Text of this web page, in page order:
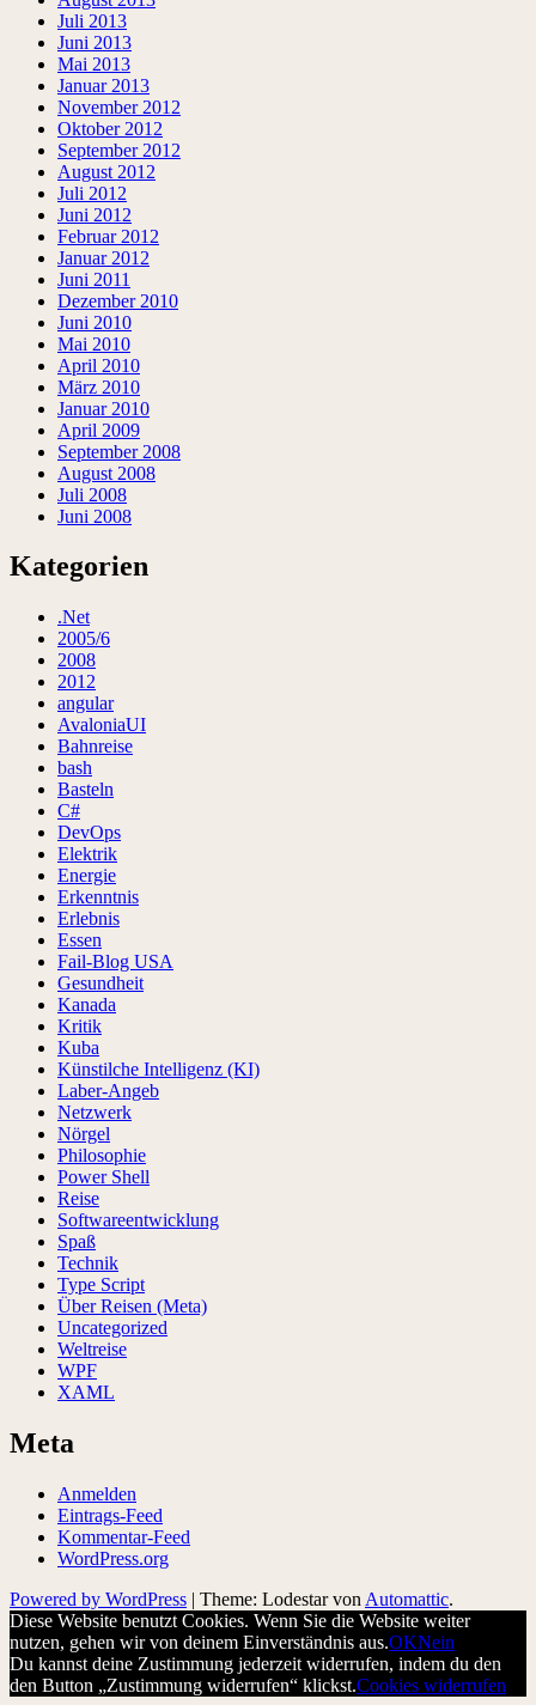
Juli 2013
Juni 2013
Mai 2013
Januar 2013
November 2012
Oktober 2012
September 2012
August 2012
Juli 2012
Juni 2012
Februar 2012
Januar 2012
Juni 2011
Dezember 2010
Juni 2010
Mai 2010
April 2010
März 2010
Januar 2010
April 2009
September 2008
August 2008
Juli 2008
Juni 2008
Kategorien
.Net
2005/6
2008
2012
angular
AvaloniaUI
Bahnreise
bash
Basteln
C#
DevOps
Elektrik
Energie
Erkenntnis
Erlebnis
Essen
Fail-Blog USA
Gesundheit
Kanada
Kritik
Kuba
Künstilche Intelligenz (KI)
Laber-Angeb
Netzwerk
Nörgel
Philosophie
Power Shell
Reise
Softwareentwicklung
Spaß
Technik
Type Script
Über Reisen (Meta)
Uncategorized
Weltreise
WPF
XAML
Meta
Anmelden
Eintrags-Feed
Kommentar-Feed
WordPress.org
Powered by WordPress | Theme: Lodestar von Automattic.
Diese Website benutzt Cookies. Wenn Sie die Website weiter
nutzen, gehen wir von deinem Einverständnis aus.OKNein
Du kannst deine Zustimmung jederzeit widerrufen, indem du den
den Button „Zustimmung widerrufen“ klickst.Cookies widerrufen